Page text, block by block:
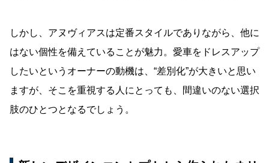
しかし、アヌヴィアスは定番スタイルでありながら、他に
はない個性を備えていることが魅力。愛車をドレスアップ
したいというオーナーの動機は、“差別化”が大きいと思い
ますが、そこを重視する人にとっても、間違いのない選択
肢のひとつとなるでしょう。